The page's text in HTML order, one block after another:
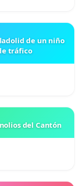
de un niño
tráfico
del Cantón